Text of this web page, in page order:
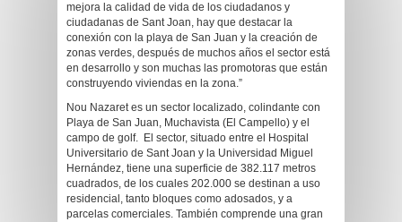
mejora la calidad de vida de los ciudadanos y
ciudadanas de Sant Joan, hay que destacar la
conexión con la playa de San Juan y la creación de
zonas verdes, después de muchos años el sector está
en desarrollo y son muchas las promotoras que están
construyendo viviendas en la zona.”
Nou Nazaret es un sector localizado, colindante con
Playa de San Juan, Muchavista (El Campello) y el
campo de golf. El sector, situado entre el Hospital
Universitario de Sant Joan y la Universidad Miguel
Hernández, tiene una superficie de 382.117 metros
cuadrados, de los cuales 202.000 se destinan a uso
residencial, tanto bloques como adosados, y a
parcelas comerciales. También comprende una gran